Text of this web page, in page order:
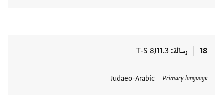
18 رسالة T-S 8J11.3
Primary language
Judaeo-Arabic العلامات